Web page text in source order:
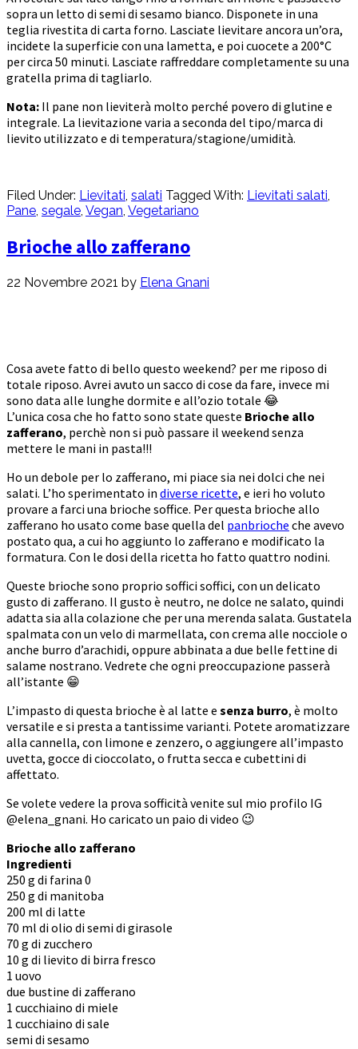
sopra un letto di semi di sesamo bianco. Disponete in una
teglia rivestita di carta forno. Lasciate lievitare ancora un’ora,
incidete la superficie con una lametta, e poi cuocete a 200°C
per circa 50 minuti. Lasciate raffreddare completamente su una
gratella prima di tagliarlo.
Nota: Il pane non lieviterà molto perché povero di glutine e
integrale. La lievitazione varia a seconda del tipo/marca di
lievito utilizzato e di temperatura/stagione/umidità.
Filed Under: Lievitati, salati Tagged With: Lievitati salati,
Pane, segale, Vegan, Vegetariano
Brioche allo zafferano
22 Novembre 2021 by Elena Gnani
Cosa avete fatto di bello questo weekend? per me riposo di
totale riposo. Avrei avuto un sacco di cose da fare, invece mi
sono data alle lunghe dormite e all’ozio totale 😂
L’unica cosa che ho fatto sono state queste Brioche allo
zafferano, perchè non si può passare il weekend senza
mettere le mani in pasta!!!
Ho un debole per lo zafferano, mi piace sia nei dolci che nei
salati. L’ho sperimentato in diverse ricette, e ieri ho voluto
provare a farci una brioche soffice. Per questa brioche allo
zafferano ho usato come base quella del panbrioche che avevo
postato qua, a cui ho aggiunto lo zafferano e modificato la
formatura. Con le dosi della ricetta ho fatto quattro nodini.
Queste brioche sono proprio soffici soffici, con un delicato
gusto di zafferano. Il gusto è neutro, ne dolce ne salato, quindi
adatta sia alla colazione che per una merenda salata. Gustatela
spalmata con un velo di marmellata, con crema alle nocciole o
anche burro d’arachidi, oppure abbinata a due belle fettine di
salame nostrano. Vedrete che ogni preoccupazione passerà
all’istante 😁
L’impasto di questa brioche è al latte e senza burro, è molto
versatile e si presta a tantissime varianti. Potete aromatizzare
alla cannella, con limone e zenzero, o aggiungere all’impasto
uvetta, gocce di cioccolato, o frutta secca e cubettini di
affettato.
Se volete vedere la prova sofficità venite sul mio profilo IG
@elena_gnani. Ho caricato un paio di video 😉
Brioche allo zafferano
Ingredienti
250 g di farina 0
250 g di manitoba
200 ml di latte
70 ml di olio di semi di girasole
70 g di zucchero
10 g di lievito di birra fresco
1 uovo
due bustine di zafferano
1 cucchiaino di miele
1 cucchiaino di sale
semi di sesamo